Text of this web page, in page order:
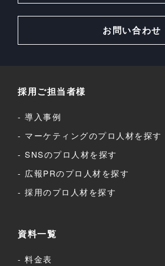
お問い合わせ
採用ご担当者様
導入事例
マーケティングのプロ人材を探す
SNSのプロ人材を探す
広報PRのプロ人材を探す
採用のプロ人材を探す
資料一覧
料金表